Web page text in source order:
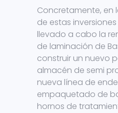
Concretamente, en
de estas
llevado a cabo la
de laminación de
construir un nuevo
almacén de semi
nueva línea de
empaquetado de
hornos de